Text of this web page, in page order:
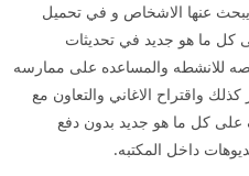
يبحث عنها الاشخاص و في تحميل
كل ما هو جديد في تحديثات
للانشطه والمساعده على ممارسه
كذلك واقتراح الاغاني والتعاون مع
على كل ما هو جديد بدون دفع
داخل المكتبه.